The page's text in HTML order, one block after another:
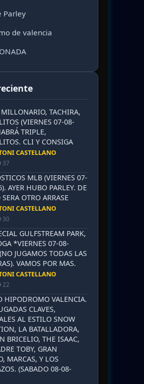
Parley
de valencia
TACHIRA,
(VIERNES 07-08-
TRIPLE,
CLI Y CONSIGA
CASTELLANO
37
MLB (VIERNES 07-
AYER HUBO PARLEY. DE
OTRO ARRASE
CASTELLANO
30
GULFSTREAM PARK,
*VIERNES 07-08-
JUGAMOS TODAS LAS
VAMOS POR MAS.
CASTELLANO
22
HIPODROMO VALENCIA.
CLAVES,
AL ESTILO SNOW
LA BATALLADORA,
BRICELIO, THE ISAAC,
TOBY, GRAN
MARCAS, Y LOS
(SABADO 08-08-